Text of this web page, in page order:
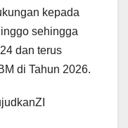
kepada
sehingga
dan terus
di Tahun 2026.